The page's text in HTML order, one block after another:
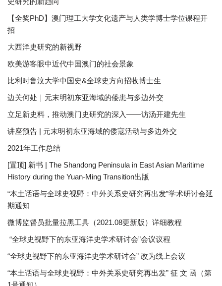
【全奖PhD】澳门理工大学文化遗产与人类学博士学位课程开
招
大西洋史研究的新视野
欧美游客眼中近代中国澳门的社会景象
比利时鲁汶大学中国史&全球史方向招收博士生
边关何处｜元末明初东亚海域的倭患与多边外交
立足新史料，推动澳门史研究的深入——访汤开建先生
讲座预告 | 元末明初东亚海域的倭寇活动与多边外交
2021年工作总结
[置顶] 新书 | The Shandong Peninsula in East Asian Maritime
History during the Yuan-Ming Transition出版
“本土话语与全球史视野：中外关系史研究再出发”学术研讨会延
期通知
微博监督员批量拉黑工具（2021.08更新版）详细教程
“全球史视野下的东亚海洋史学术研讨会”会议议程
“全球史视野下的东亚海洋史学术研讨会” 改为线上会议
“本土话语与全球史视野：中外关系史研究再出发” 征 文 函（第